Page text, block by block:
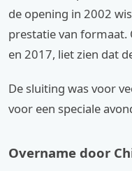
de opening in 2002
prestatie van formaat.
en 2017, liet zien dat
De sluiting was voor
voor een speciale
Overname door